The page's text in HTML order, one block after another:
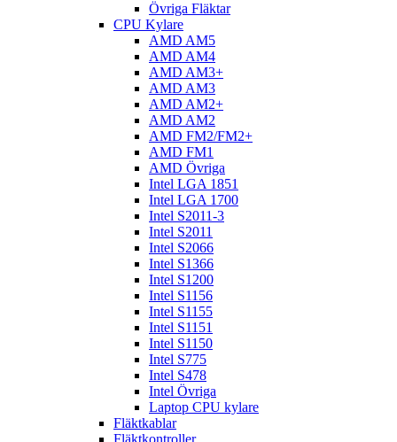
Övriga Fläktar
CPU Kylare
AMD AM5
AMD AM4
AMD AM3+
AMD AM3
AMD AM2+
AMD AM2
AMD FM2/FM2+
AMD FM1
AMD Övriga
Intel LGA 1851
Intel LGA 1700
Intel S2011-3
Intel S2011
Intel S2066
Intel S1366
Intel S1200
Intel S1156
Intel S1155
Intel S1151
Intel S1150
Intel S775
Intel S478
Intel Övriga
Laptop CPU kylare
Fläktkablar
Fläktkontroller